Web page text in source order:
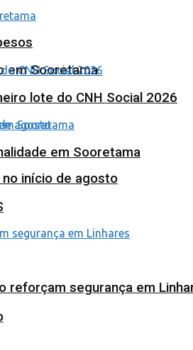
em Sooretama
início de agosto
reforçam segurança em
lote do CNH Social 2026
em Sooretama